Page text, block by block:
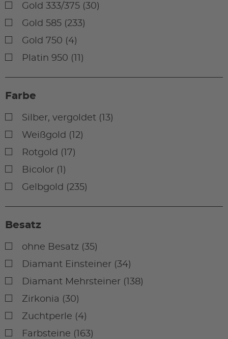
Gold 333/375 (30)
Gold 585 (233)
Gold 750 (4)
Platin 950 (11)
Farbe
Silber, vergoldet (13)
Weißgold (12)
Rotgold (17)
Bicolor (1)
Gelbgold (235)
Besatz
ohne Besatz (35)
Diamant Einsteiner (34)
Diamant Mehrsteiner (138)
Zirkonia (30)
Zuchtperle (4)
Farbsteine (163)